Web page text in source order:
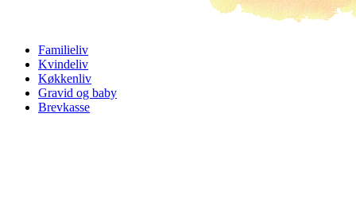
Familieliv
Kvindeliv
Køkkenliv
Gravid og baby
Brevkasse